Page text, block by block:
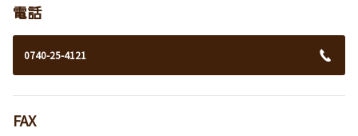
電話
0740-25-4121
FAX